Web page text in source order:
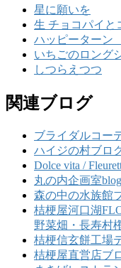
星に願いを
生 チョコパイと
ハッピーターン
いちごのロング
しつらえつつ
関連ブログ
ブライダルコー
ハイジの村ブロ
Dolce vita /
丸の内企画室blog
森の中の水族館
桔梗屋河口湖
野菜畑・長寿村
桔梗信玄餅工場
桔梗屋直営店ブ